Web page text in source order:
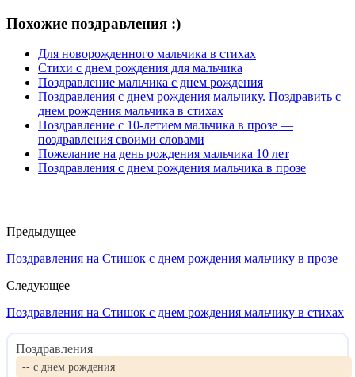
Похожие поздравления :)
Для новорожденного мальчика в стихах
Стихи с днем рождения для мальчика
Поздравление мальчика с днем рождения
Поздравления с днем рождения мальчику. Поздравить с
днем рождения мальчика в стихах
Поздравление с 10-летием мальчика в прозе —
поздравления своими словами
Пожелание на день рождения мальчика 10 лет
Поздравления с днем рождения мальчика в прозе
Предыдущее
Поздравления на Стишок с днем рождения мальчику в прозе
Следующее
Поздравления на Стишок с днем рождения мальчику в стихах
Поздравления
-- с днем рождения